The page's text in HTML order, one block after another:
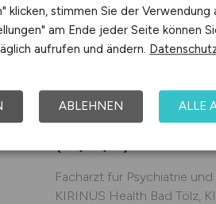
gestern Bad Tölz
Facharzt für
Facharzt für Psychiatrie
KIRINUS Health Bad Tölz,
klicken, stimmen Sie der Verwendung
am Ende jeder Seite können
aufrufen und ändern.
ABLEHNEN ALLE